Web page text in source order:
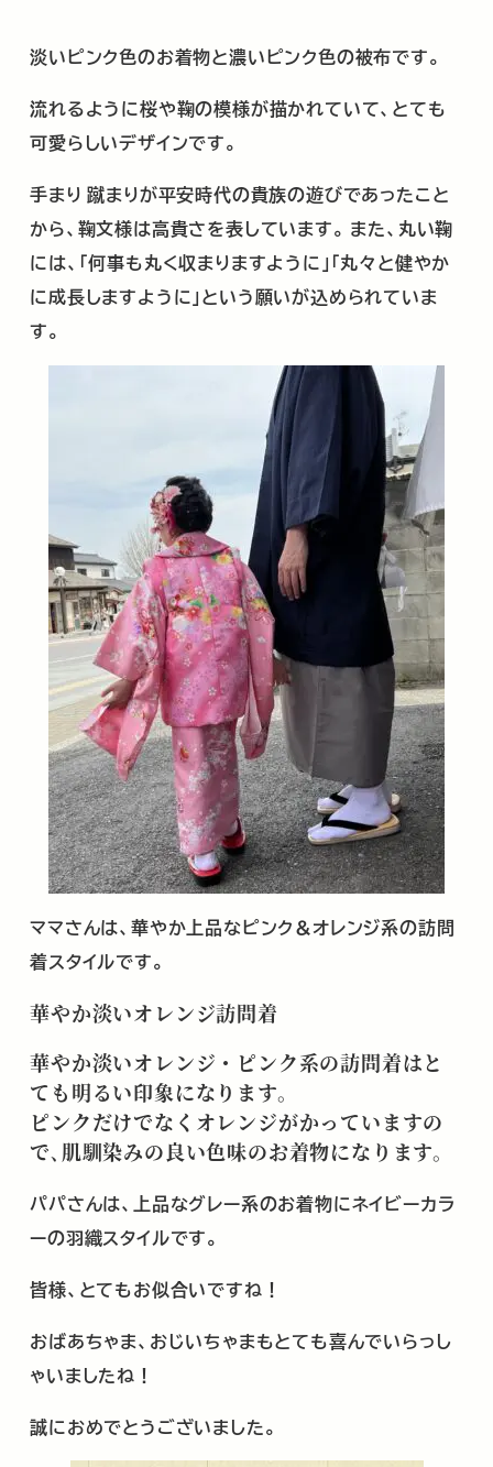
淡いピンク色のお着物と濃いピンク色の被布です。
流れるように桜や鞠の模様が描かれていて、とても
可愛らしいデザインです。
手まり 蹴まりが平安時代の貴族の遊びであったこと
から、鞠文様は高貴さを表しています。 また、丸い鞠
には、「何事も丸く収まりますように」「丸々と健やか
に成長しますように」という願いが込められていま
す。
ママさんは、華やか上品なピンク＆オレンジ系の訪問
着スタイルです。
華やか淡いオレンジ訪問着
華やか淡いオレンジ・ピンク系の訪問着はと
ても明るい印象になります。
ピンクだけでなくオレンジがかっていますの
で､肌馴染みの良い色味のお着物になります。
パパさんは、上品なグレー系のお着物にネイビーカラ
ーの羽織スタイルです。
皆様、とてもお似合いですね！
おばあちゃま、おじいちゃまもとても喜んでいらっし
ゃいましたね！
誠におめでとうございました。